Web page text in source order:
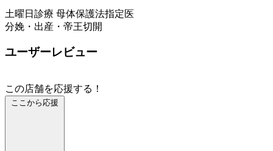
土曜日診療 母体保護法指定医
分娩・出産・帝王切開
ユーザーレビュー
この店舗を応援する！
ここから応援